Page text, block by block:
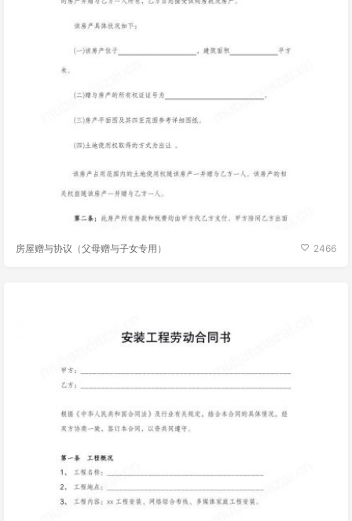
房屋赠与协议（父母赠与子女专用） 2466